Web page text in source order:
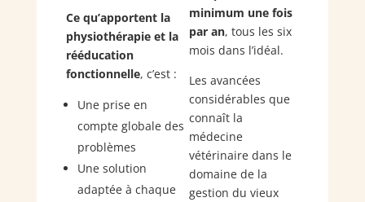
Ce qu’apportent la
physiothérapie et la
rééducation
fonctionnelle, c’est :
Une prise en
compte globale des
problèmes
Une solution
adaptée à chaque
minimum une fois
par an, tous les six
mois dans l’idéal.
Les avancées
considérables que
connaît la
médecine
vétérinaire dans le
domaine de la
gestion du vieux